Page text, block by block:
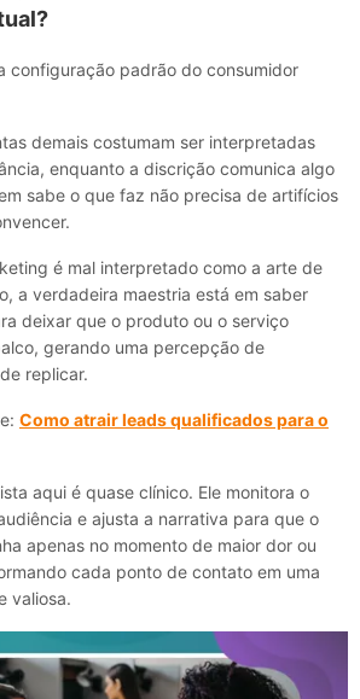
configuração padrão do consumidor
demais costumam ser interpretadas
enquanto a discrição comunica algo
sabe o que faz não precisa de artifícios
é mal interpretado como a arte de
a verdadeira maestria está em saber
deixar que o produto ou o serviço
gerando uma percepção de
replicar.
Como atrair leads qualificados para o
aqui é quase clínico. Ele monitora o
e ajusta a narrativa para que o
apenas no momento de maior dor ou
cada ponto de contato em uma
valiosa.